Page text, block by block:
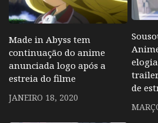
Made in Abyss tem
continuação do anime
anunciada logo após a
estreia do filme
JANEIRO 18, 2020
de